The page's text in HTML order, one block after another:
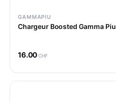
GAMMAPIU
Chargeur Boosted Gamma Piu
16.00CHF